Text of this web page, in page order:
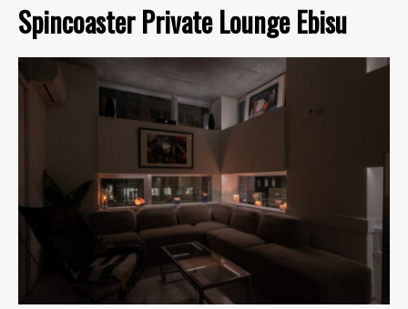
Spincoaster Private Lounge Ebisu